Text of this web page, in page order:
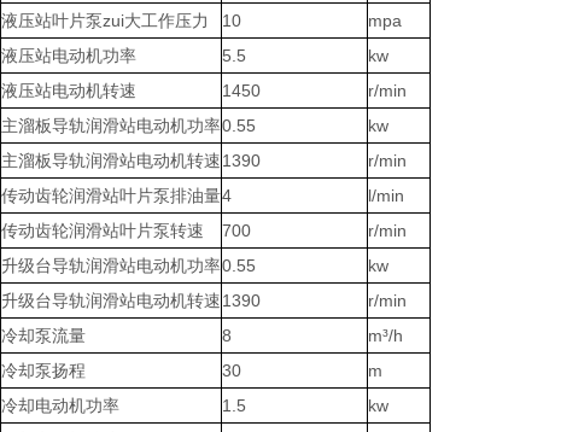
液压站叶片泵zui大工作压力
10
mpa
液压站电动机功率
5.5
kw
液压站电动机转速
1450
r/min
主溜板导轨润滑站电动机功率0.55
kw
主溜板导轨润滑站电动机转速1390
r/min
传动齿轮润滑站叶片泵排油量4
l/min
传动齿轮润滑站叶片泵转速
700
r/min
升级台导轨润滑站电动机功率0.55
kw
升级台导轨润滑站电动机转速1390
r/min
冷却泵流量
8
m³/h
冷却泵扬程
30
m
冷却电动机功率
1.5
kw